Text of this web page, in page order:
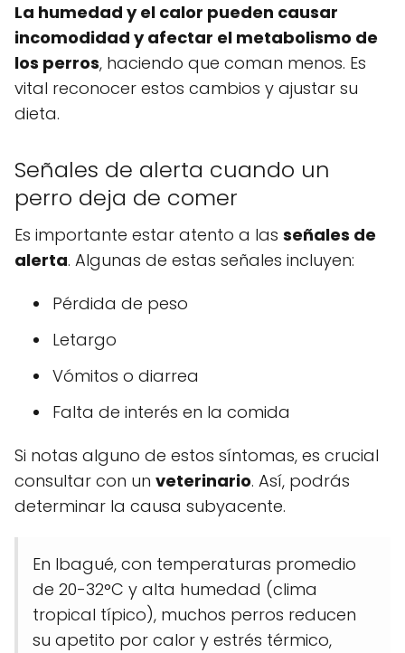
La humedad y el calor pueden causar
incomodidad y afectar el metabolismo de
los perros, haciendo que coman menos. Es
vital reconocer estos cambios y ajustar su
dieta.
Señales de alerta cuando un
perro deja de comer
Es importante estar atento a las señales de
alerta. Algunas de estas señales incluyen:
Pérdida de peso
Letargo
Vómitos o diarrea
Falta de interés en la comida
Si notas alguno de estos síntomas, es crucial
consultar con un veterinario. Así, podrás
determinar la causa subyacente.
En Ibagué, con temperaturas promedio
de 20-32°C y alta humedad (clima
tropical típico), muchos perros reducen
su apetito por calor y estrés térmico,